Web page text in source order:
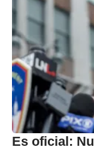
Es oficial: